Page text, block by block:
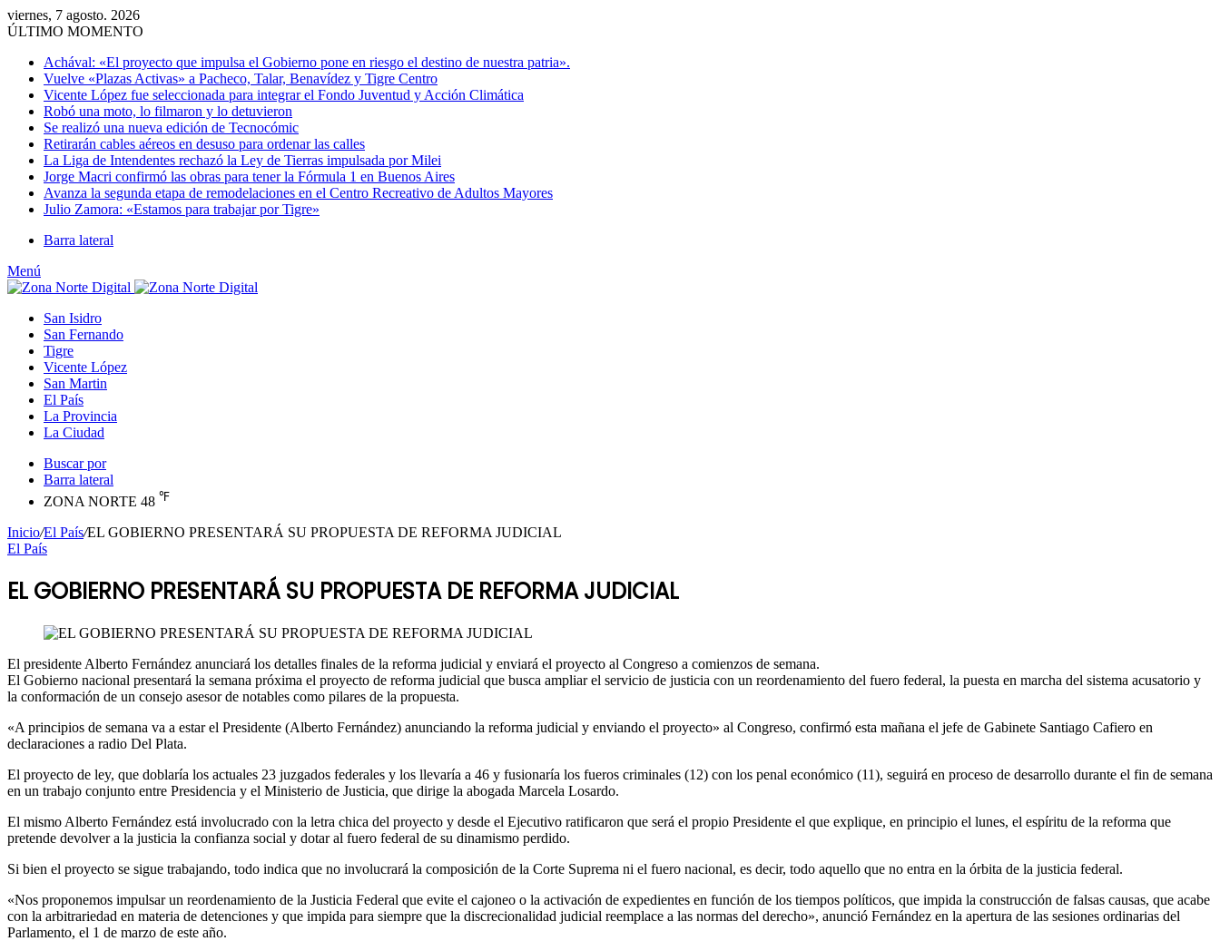
viernes, 7 agosto. 2026
ÚLTIMO MOMENTO
Achával: «El proyecto que impulsa el Gobierno pone en riesgo el destino de nuestra patria».
Vuelve «Plazas Activas» a Pacheco, Talar, Benavídez y Tigre Centro
Vicente López fue seleccionada para integrar el Fondo Juventud y Acción Climática
Robó una moto, lo filmaron y lo detuvieron
Se realizó una nueva edición de Tecnocómic
Retirarán cables aéreos en desuso para ordenar las calles
La Liga de Intendentes rechazó la Ley de Tierras impulsada por Milei
Jorge Macri confirmó las obras para tener la Fórmula 1 en Buenos Aires
Avanza la segunda etapa de remodelaciones en el Centro Recreativo de Adultos Mayores
Julio Zamora: «Estamos para trabajar por Tigre»
Barra lateral
Menú
San Isidro
San Fernando
Tigre
Vicente López
San Martin
El País
La Provincia
La Ciudad
Buscar por
Barra lateral
ZONA NORTE 48 ℉
Inicio/El País/EL GOBIERNO PRESENTARÁ SU PROPUESTA DE REFORMA JUDICIAL
El País
EL GOBIERNO PRESENTARÁ SU PROPUESTA DE REFORMA JUDICIAL
El presidente Alberto Fernández anunciará los detalles finales de la reforma judicial y enviará el proyecto al Congreso a comienzos de semana.
El Gobierno nacional presentará la semana próxima el proyecto de reforma judicial que busca ampliar el servicio de justicia con un reordenamiento del fuero federal, la puesta en marcha del sistema acusatorio y
la conformación de un consejo asesor de notables como pilares de la propuesta.
«A principios de semana va a estar el Presidente (Alberto Fernández) anunciando la reforma judicial y enviando el proyecto» al Congreso, confirmó esta mañana el jefe de Gabinete Santiago Cafiero en
declaraciones a radio Del Plata.
El proyecto de ley, que doblaría los actuales 23 juzgados federales y los llevaría a 46 y fusionaría los fueros criminales (12) con los penal económico (11), seguirá en proceso de desarrollo durante el fin de semana
en un trabajo conjunto entre Presidencia y el Ministerio de Justicia, que dirige la abogada Marcela Losardo.
El mismo Alberto Fernández está involucrado con la letra chica del proyecto y desde el Ejecutivo ratificaron que será el propio Presidente el que explique, en principio el lunes, el espíritu de la reforma que
pretende devolver a la justicia la confianza social y dotar al fuero federal de su dinamismo perdido.
Si bien el proyecto se sigue trabajando, todo indica que no involucrará la composición de la Corte Suprema ni el fuero nacional, es decir, todo aquello que no entra en la órbita de la justicia federal.
«Nos proponemos impulsar un reordenamiento de la Justicia Federal que evite el cajoneo o la activación de expedientes en función de los tiempos políticos, que impida la construcción de falsas causas, que acabe
con la arbitrariedad en materia de detenciones y que impida para siempre que la discrecionalidad judicial reemplace a las normas del derecho», anunció Fernández en la apertura de las sesiones ordinarias del
Parlamento, el 1 de marzo de este año.